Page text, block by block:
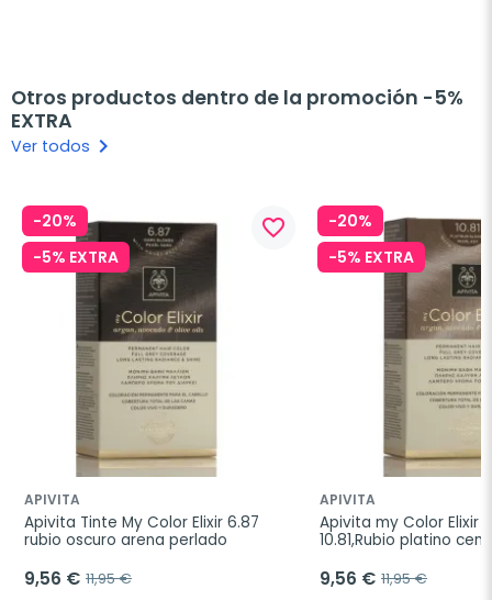
Otros productos dentro de la promoción -5%
EXTRA
Ver todos keyboard_arrow_right
-20%
-5% EXTRA
favorite_border
APIVITA
Apivita Tinte My Color Elixir 6.87
rubio oscuro arena perlado
9,56 € 11,95 €
-20%
-5% EXTRA
APIVITA
Apivita my Color Elixir
10.81,Rubio platino
9,56 € 11,95 €